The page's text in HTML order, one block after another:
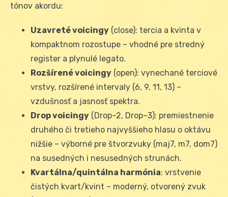
tónov akordu:
Uzavreté voicingy (close): tercia a kvinta v
kompaktnom rozostupe – vhodné pre stredný
register a plynulé legato.
Rozšírené voicingy (open): vynechané terciové
vrstvy, rozšírené intervaly (6, 9, 11, 13) –
vzdušnosť a jasnosť spektra.
Drop voicingy (Drop–2, Drop–3): premiestnenie
druhého či tretieho najvyššieho hlasu o oktávu
nižšie – výborné pre štvorzvuky (maj7, m7, dom7)
na susedných i nesusedných strunách.
Kvartálna/quintálna harmónia: vrstvenie
čistých kvart/kvint – moderný, otvorený zvuk